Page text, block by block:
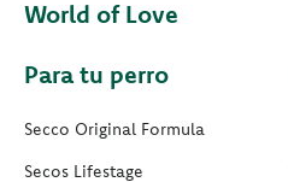
World of Love
Para tu perro
Secco Original Formula
Secos Lifestage